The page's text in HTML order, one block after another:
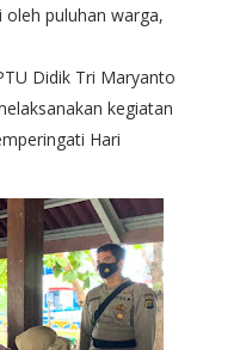
oleh puluhan warga,
Didik Tri Maryanto
kegiatan
Hari